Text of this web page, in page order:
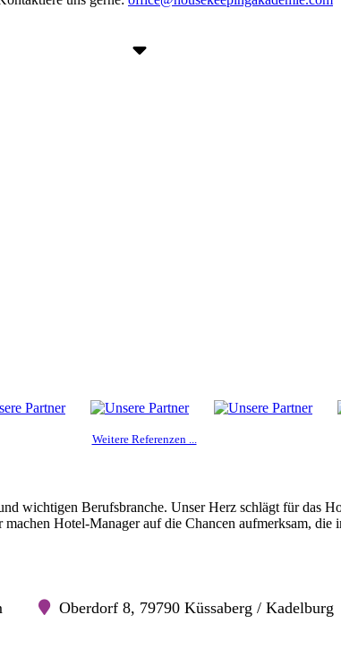
Weitere Referenzen ...
wichtigen Berufsbranche. Unser Herz schlägt für das
Hotel-Manager auf die Chancen aufmerksam,
Oberdorf 8, 79790 Küssaberg / Kadelburg